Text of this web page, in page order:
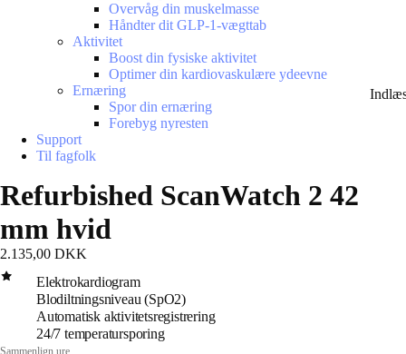
Overvåg din muskelmasse
Håndter dit GLP-1-vægttab
Aktivitet
Boost din fysiske aktivitet
Optimer din kardiovaskulære ydeevne
Ernæring
Spor din ernæring
Forebyg nyresten
Support
Til fagfolk
Refurbished ScanWatch 2 42
mm hvid
2.135,00 DKK
Elektrokardiogram
Blodiltningsniveau (SpO2)
Automatisk aktivitetsregistrering
24/7 temperatursporing
Sammenlign ure